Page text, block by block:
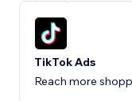
TikTok Ads
Reach more